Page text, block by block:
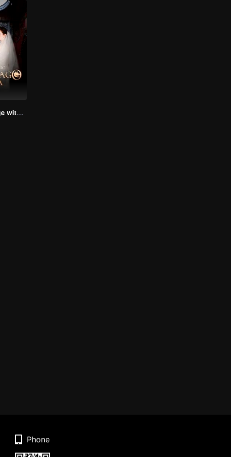
Flash Marriage with my Alpha
Phone